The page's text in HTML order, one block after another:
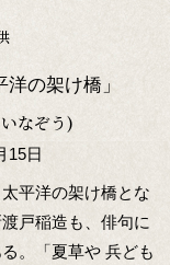
の架け橋」
なぞう)
15日
平洋の架け橋とな
戸稲造も、俳句に
。「夏草や 兵ども